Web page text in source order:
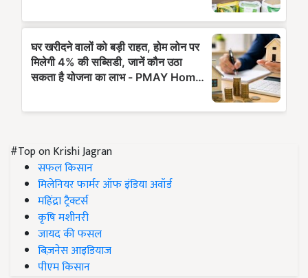
#Top on Krishi Jagran
सफल किसान
मिलेनियर फार्मर ऑफ इंडिया अवॉर्ड
महिंद्रा ट्रैक्टर्स
कृषि मशीनरी
जायद की फसल
बिज़नेस आइडियाज
पीएम किसान